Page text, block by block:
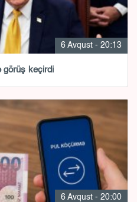
6 Avqust - 20:13
görüş keçirdi
6 Avqust - 20:00